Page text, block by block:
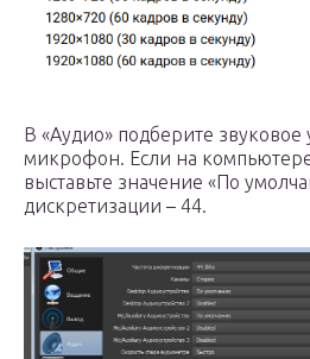
В «Аудио» подберите звуковое
микрофон. Если на
выставьте значение «По
дискретизации – 44.